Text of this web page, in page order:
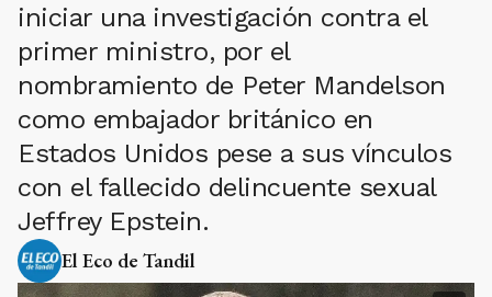
iniciar una investigación contra el
primer ministro, por el
nombramiento de Peter Mandelson
como embajador británico en
Estados Unidos pese a sus vínculos
con el fallecido delincuente sexual
Jeffrey Epstein.
El Eco de Tandil